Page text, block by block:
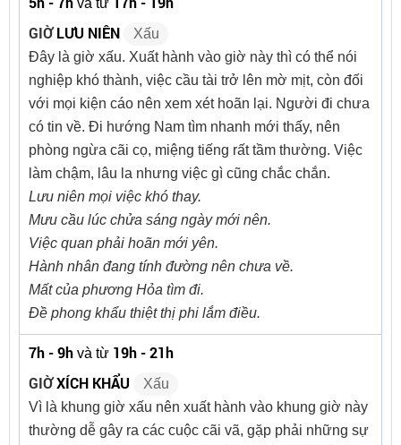
và từ
GIỜLƯU NIÊN
Xấu
Đây là giờ xấu. Xuất hành vào giờ này thì có thể nói
nghiệp khó thành, việc cầu tài trở lên mờ mịt, còn đối
với mọi kiện cáo nên xem xét hoãn lại. Người đi chưa
có tin về. Đi hướng Nam tìm nhanh mới thấy, nên
phòng ngừa cãi cọ, miệng tiếng rất tầm thường. Việc
làm chậm, lâu la nhưng việc gì cũng chắc chắn.
Lưu niên mọi việc khó thay.
Mưu cầu lúc chửa sáng ngày mới nên.
Việc quan phải hoãn mới yên.
Hành nhân đang tính đường nên chưa về.
Mất của phương Hỏa tìm đi.
Đề phong khẩu thiệt thị phi lắm điều.
7h - 9h và từ 19h - 21h
GIỜXÍCH KHẨU
Xấu
Vì là khung giờ xấu nên xuất hành vào khung giờ này
thường dễ gây ra các cuộc cãi vã, gặp phải những sự